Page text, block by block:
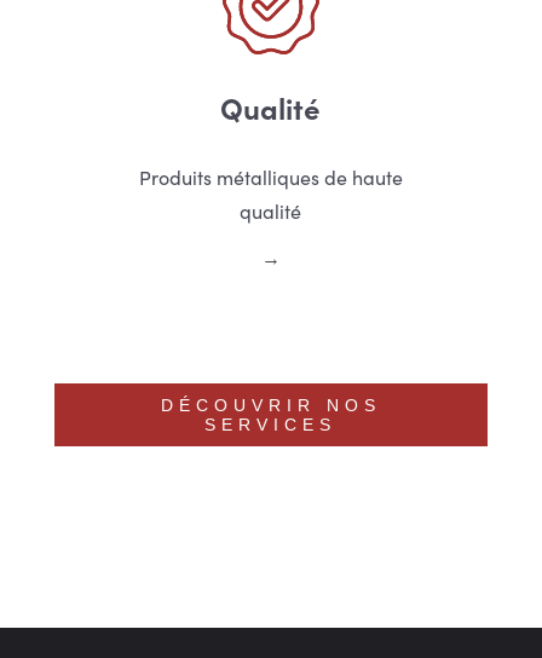
Qualité
Produits métalliques de haute
qualité
DÉCOUVRIR NOS
SERVICES